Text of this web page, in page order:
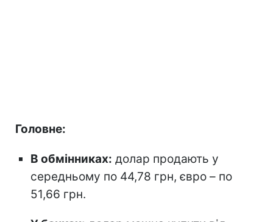
Головне:
В обмінниках: долар продають у
середньому по 44,78 грн, євро – по
51,66 грн.